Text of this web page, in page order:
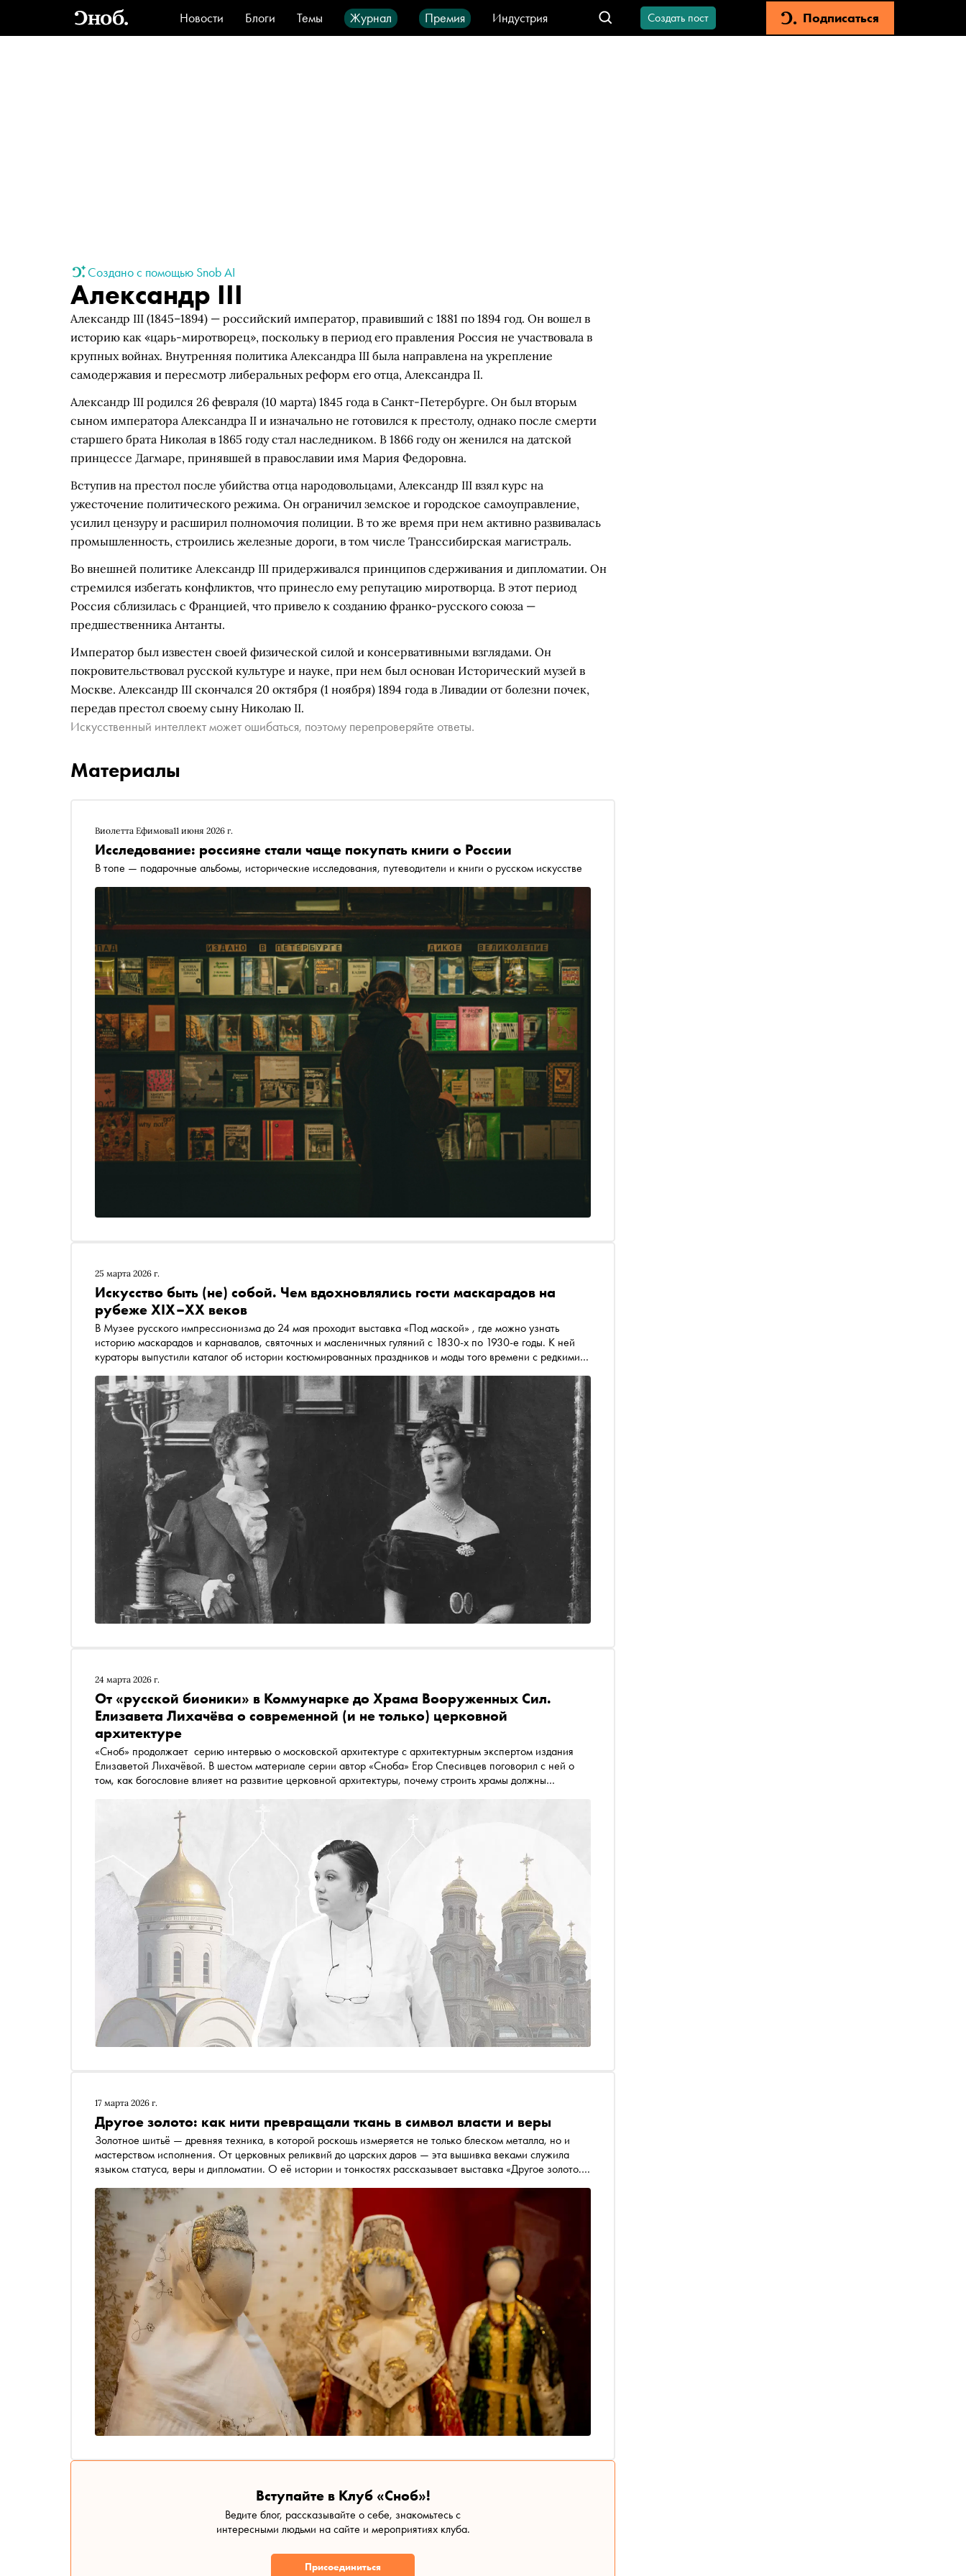
Новости Блоги Темы Журнал Премия
Индустрия
Стиль
Видео Город IT-продукты
Создать пост Подписаться
Создано с помощью Snob AI
Александр III
Александр III (1845–1894) — российский император, правивший с 1881 по 1894 год. Он вошел в
историю как «царь-миротворец», поскольку в период его правления Россия не участвовала в
крупных войнах. Внутренняя политика Александра III была направлена на укрепление
самодержавия и пересмотр либеральных реформ его отца, Александра II.
Александр III родился 26 февраля (10 марта) 1845 года в Санкт-Петербурге. Он был вторым
сыном императора Александра II и изначально не готовился к престолу, однако после смерти
старшего брата Николая в 1865 году стал наследником. В 1866 году он женился на датской
принцессе Дагмаре, принявшей в православии имя Мария Федоровна.
Вступив на престол после убийства отца народовольцами, Александр III взял курс на
ужесточение политического режима. Он ограничил земское и городское самоуправление,
усилил цензуру и расширил полномочия полиции. В то же время при нем активно развивалась
промышленность, строились железные дороги, в том числе Транссибирская магистраль.
Во внешней политике Александр III придерживался принципов сдерживания и дипломатии. Он
стремился избегать конфликтов, что принесло ему репутацию миротворца. В этот период
Россия сблизилась с Францией, что привело к созданию франко-русского союза —
предшественника Антанты.
Император был известен своей физической силой и консервативными взглядами. Он
покровительствовал русской культуре и науке, при нем был основан Исторический музей в
Москве. Александр III скончался 20 октября (1 ноября) 1894 года в Ливадии от болезни почек,
передав престол своему сыну Николаю II.
Искусственный интеллект может ошибаться, поэтому перепроверяйте ответы.
Материалы
Виолетта Ефимова11 июня 2026 г.
Исследование: россияне стали чаще покупать книги о России
В топе — подарочные альбомы, исторические исследования, путеводители и книги о русском искусстве
25 марта 2026 г.
Искусство быть (не) собой. Чем вдохновлялись гости маскарадов на
рубеже XIX–XX веков
В Музее русского импрессионизма до 24 мая проходит выставка «Под маской» , где можно узнать
историю маскарадов и карнавалов, святочных и масленичных гуляний с 1830-х по 1930-е годы. К ней
кураторы выпустили каталог об истории костюмированных праздников и моды того времени с редкими
императорских балов, богема в нарядах от знаменитых театральных художников, дети и их родители на
домашних спектаклях… «Сноб» с любопытством изучил эти фотографии и узнал, чем и кем
вдохновлялись любители маскарадов, выбирая себе наряды для увеселений
24 марта 2026 г.
От «русской бионики» в Коммунарке до Храма Вооруженных Сил.
Елизавета Лихачёва о современной (и не только) церковной
архитектуре
«Сноб» продолжает серию интервью о московской архитектуре с архитектурным экспертом издания
Елизаветой Лихачёвой. В шестом материале серии автор «Сноба» Егор Спесивцев поговорил с ней о
том, как богословие влияет на развитие церковной архитектуры, почему строить храмы должны
«родственников»!) — и к каким современным храмам следовало бы присмотреться (вы ни за что не
17 марта 2026 г.
Другое золото: как нити превращали ткань в символ власти и веры
Золотное шитьё — древняя техника, в которой роскошь измеряется не только блеском металла, но и
мастерством исполнения. От церковных реликвий до царских даров — эта вышивка веками служила
языком статуса, веры и дипломатии. О её истории и тонкостях рассказывает выставка «Другое золото.
Вступайте в Клуб «Сноб»!
Ведите блог, рассказывайте о себе, знакомьтесь с
интересными людьми на сайте и мероприятиях клуба.
Присоединиться